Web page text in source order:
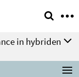
in hybriden